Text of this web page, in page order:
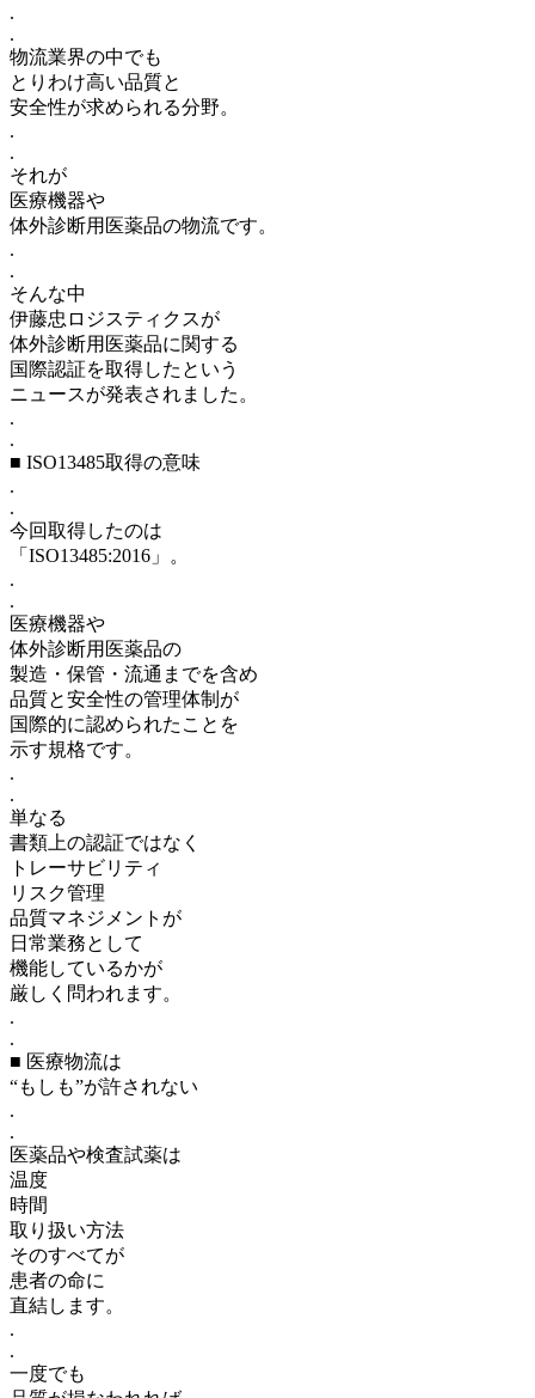
.
.
物流業界の中でも
とりわけ高い品質と
安全性が求められる分野。
.
.
それが
医療機器や
体外診断用医薬品の物流です。
.
.
そんな中
伊藤忠ロジスティクスが
体外診断用医薬品に関する
国際認証を取得したという
ニュースが発表されました。
.
.
■ ISO13485取得の意味
.
.
今回取得したのは
「ISO13485:2016」。
.
.
医療機器や
体外診断用医薬品の
製造・保管・流通までを含め
品質と安全性の管理体制が
国際的に認められたことを
示す規格です。
.
.
単なる
書類上の認証ではなく
トレーサビリティ
リスク管理
品質マネジメントが
日常業務として
機能しているかが
厳しく問われます。
.
.
■ 医療物流は
“もしも”が許されない
.
.
医薬品や検査試薬は
温度
時間
取り扱い方法
そのすべてが
患者の命に
直結します。
.
.
一度でも